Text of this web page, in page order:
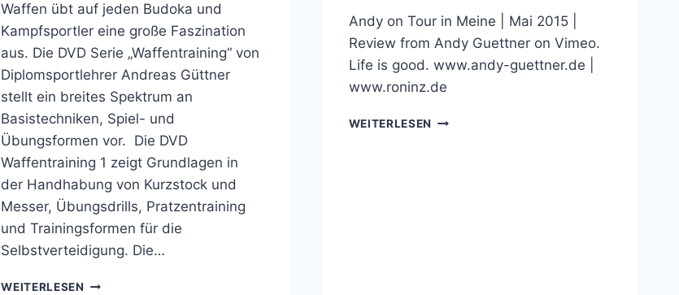
Waffen übt auf jeden Budoka und
Kampfsportler eine große Faszination
aus. Die DVD Serie „Waffentraining“ von
Diplomsportlehrer Andreas Güttner
stellt ein breites Spektrum an
Basistechniken, Spiel- und
Übungsformen vor. Die DVD
Waffentraining 1 zeigt Grundlagen in
der Handhabung von Kurzstock und
Messer, Übungsdrills, Pratzentraining
und Trainingsformen für die
Selbstverteidigung. Die…
WEITERLESEN WAFFENTRAINING
Andy on Tour in Meine | Mai 2015 |
Review from Andy Guettner on Vimeo.
Life is good. www.andy-guettner.de |
www.roninz.de
WEITERLESEN REVIEW